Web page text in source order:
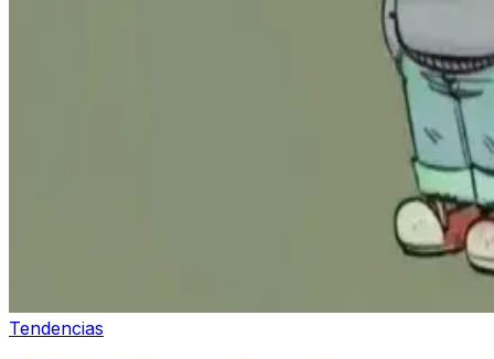
Tendencias